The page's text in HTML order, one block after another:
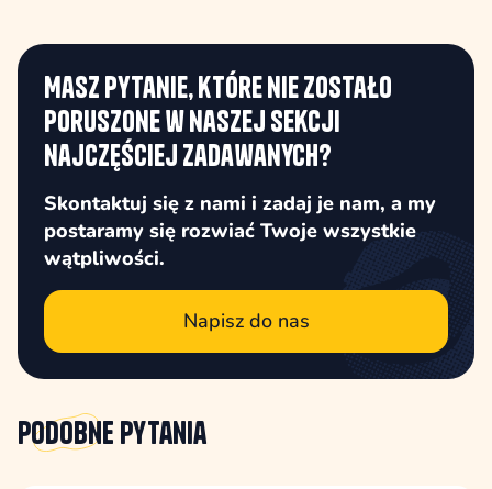
Masz pytanie, które nie zostało
poruszone w naszej sekcji
najczęściej zadawanych?
Skontaktuj się z nami i zadaj je nam, a my
postaramy się rozwiać Twoje wszystkie
wątpliwości.
Napisz do nas
Podobne pytania